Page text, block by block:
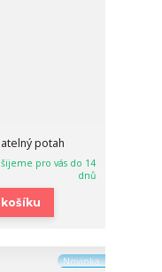
potah
pro vás do 14
dnů
Novinka